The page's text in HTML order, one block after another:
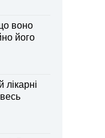
воно
його